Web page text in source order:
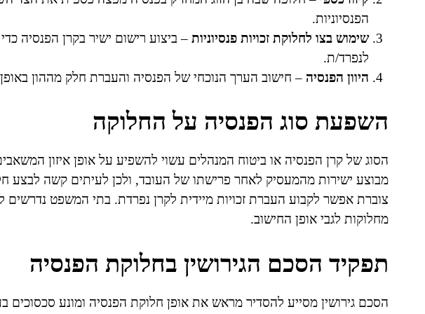
הפנסיוניות.
שימוש בצו לחלוקת זכויות פנסיוניות – ביצוע רישום ישיר בקרן הפנסיה
לנפרד/ת.
היוון הפנסיה – חישוב הערך הנוכחי של הפנסיה והעברת חלק מההון
השפעת סוג הפנסיה על החלוקה
הסוג של קרן הפנסיה או ביטוח המנהלים עשוי להשפיע על אופן איזון
מבוצע ישירות מהמעסיק לאחר פרישתו של העובד, ולכן לעיתים קשה לבצע
צוברת אפשר לקבוע העברת זכויות מיידית לקרן נפרדת. בתי המשפט נדרשים
מחלוקות לגבי אופן החישוב.
תפקיד הסכם הגירושין בחלוקת הפנסיה
הסכם גירושין מסייע להסדיר מראש את אופן חלוקת הפנסיה ומונע